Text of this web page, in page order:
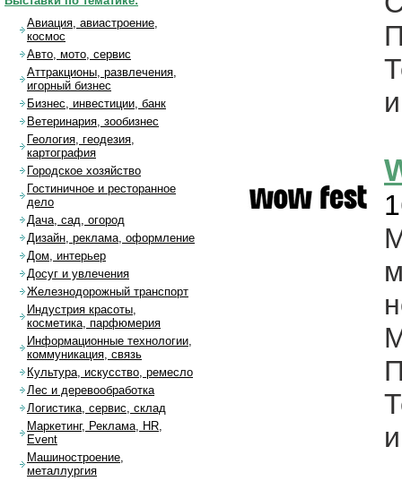
Авиация, авиастроение,
космос
Авто, мото, сервис
Аттракционы, развлечения,
игорный бизнес
Бизнес, инвестиции, банк
Ветеринария, зообизнес
Геология, геодезия,
картография
Городское хозяйство
Гостиничное и ресторанное
дело
Дача, сад, огород
Дизайн, реклама, оформление
Дом, интерьер
Досуг и увлечения
Железнодорожный транспорт
Индустрия красоты,
косметика, парфюмерия
Информационные технологии,
коммуникация, связь
Культура, искусство, ремесло
Лес и деревообработка
Логистика, сервис, склад
Маркетинг, Реклама, HR,
Event
Машиностроение,
металлургия